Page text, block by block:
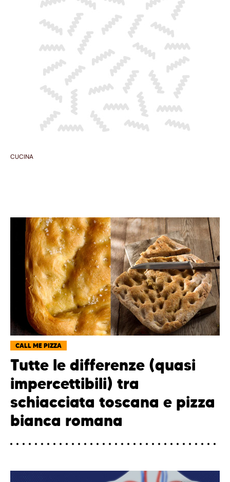
CUCINA
CALL ME PIZZA
Tutte le differenze (quasi
impercettibili) tra
schiacciata toscana e pizza
bianca romana